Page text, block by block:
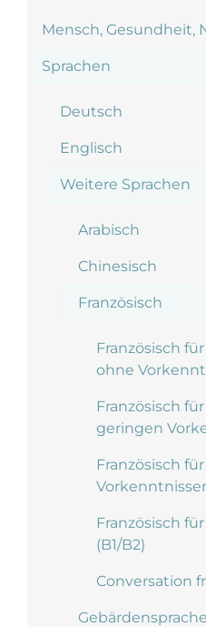
Mensch, Gesundheit,
Sprachen
Deutsch
Englisch
Weitere Sprachen
Arabisch
Chinesisch
Französisch
Französisch
ohne
Französisch
geringen
Französisch
Französisch
(B1/B2)
Conversation
Gebärdensprache